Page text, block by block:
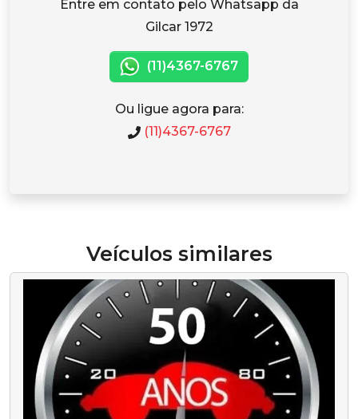
Entre em contato pelo Whatsapp da
Gilcar 1972
(11)4367-6767
Ou ligue agora para:
(11)4367-6767
Veículos similares